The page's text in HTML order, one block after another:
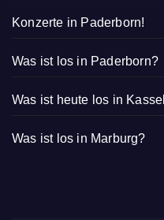
Konzerte in Paderborn!
Was ist los in Paderborn?
Was ist heute los in
Was ist los in Marburg?